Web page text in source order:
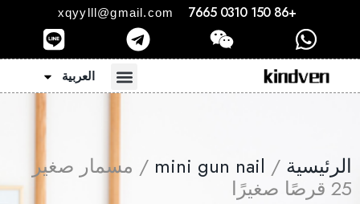
+86 150 0310 7665
xqyylll@gmail.com
العربية
الرئيسية /
mini gun nail / مسمار صغير
25 قرصًا صغيرًا